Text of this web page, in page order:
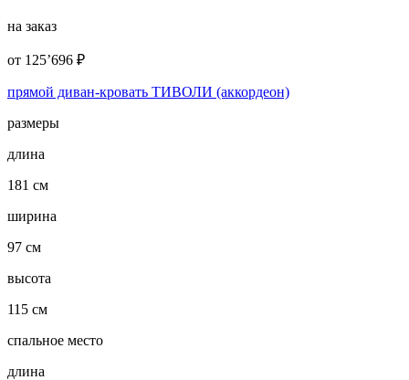
на заказ
от 125’696 ₽
прямой диван-кровать ТИВОЛИ (аккордеон)
размеры
длина
181 см
ширина
97 см
высота
115 см
спальное место
длина